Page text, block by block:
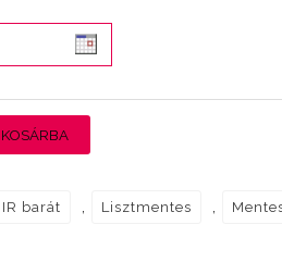
KOSÁRBA
barát Lisztmentes